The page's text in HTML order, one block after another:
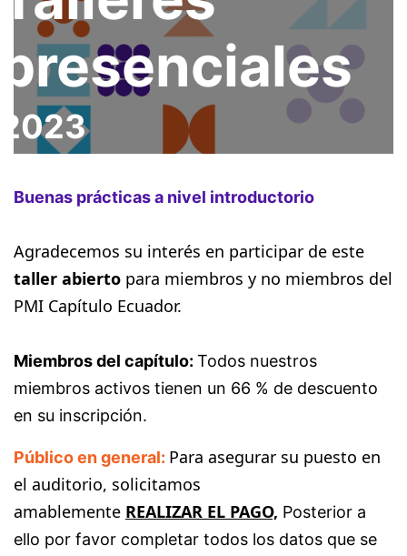
presenciales
2023
Buenas prácticas a nivel introductorio
Agradecemos su interés en participar de este
taller abierto para miembros y no miembros del
PMI Capítulo Ecuador.
Miembros del capítulo: Todos nuestros
miembros activos tienen un 66 % de descuento
en su inscripción.
Público en general: Para asegurar su puesto en
el auditorio, solicitamos
amablemente REALIZAR EL PAGO, Posterior a
ello por favor completar todos los datos que se